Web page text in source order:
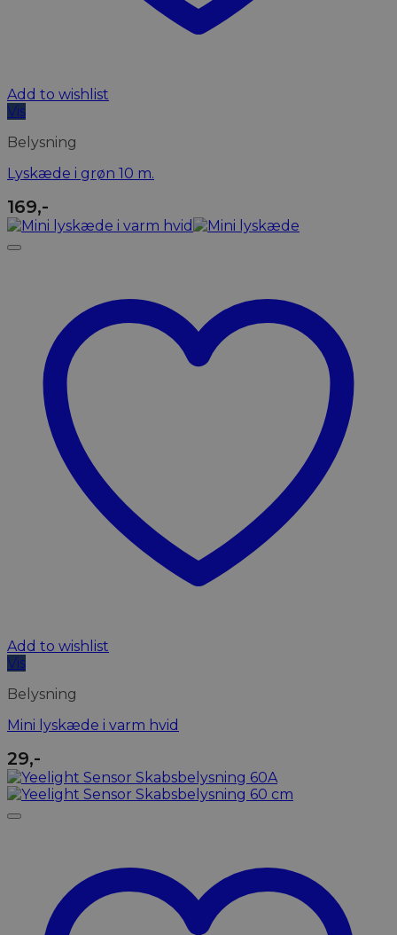
Add to wishlist
Vis
Belysning
Lyskæde i grøn 10 m.
169,-
Add to wishlist
Vis
Belysning
Mini lyskæde i varm hvid
29,-